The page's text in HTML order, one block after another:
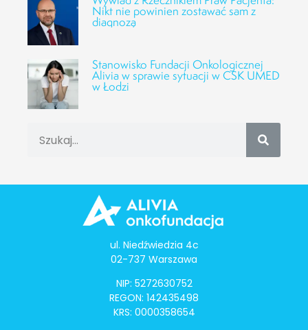
Nikt nie powinien zostawać sam z
diagnozą
Stanowisko Fundacji Onkologicznej
Alivia w sprawie sytuacji w CSK UMED
w Łodzi
ul. Niedźwiedzia 4c
02-737 Warszawa
NIP: 5272630752
REGON: 142435498
KRS: 0000358654